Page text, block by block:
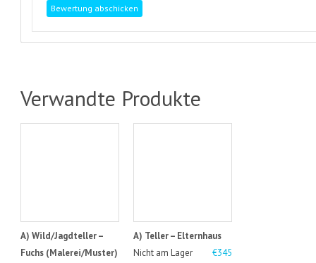
Verwandte Produkte
A) Wild/Jagdteller –
Fuchs (Malerei/Muster)
A) Teller – Elternhaus
€345
Nicht am Lager